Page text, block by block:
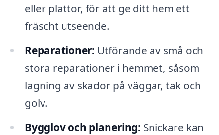
eller plattor, för att ge ditt hem ett
fräscht utseende.
Reparationer: Utförande av små och
stora reparationer i hemmet, såsom
lagning av skador på väggar, tak och
golv.
Bygglov och planering: Snickare kan